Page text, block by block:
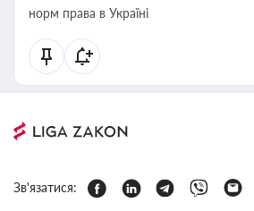
норм права в Україні
Зв'язатися: